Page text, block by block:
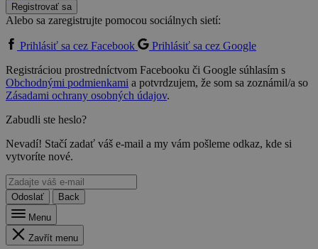
Registrovať sa
Alebo sa zaregistrujte pomocou sociálnych sietí:
Prihlásiť sa cez Facebook
Prihlásiť sa cez Google
Registráciou prostredníctvom Facebooku či Google súhlasím s
Obchodnými podmienkami a potvrdzujem, že som sa zoznámil/a so
Zásadami ochrany osobných údajov.
Zabudli ste heslo?
Nevadí! Stačí zadať váš e-mail a my vám pošleme odkaz, kde si
vytvoríte nové.
Odoslať
Back
Menu
Zavřít menu